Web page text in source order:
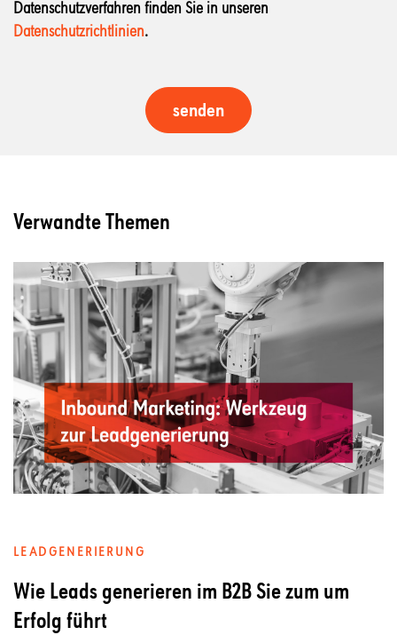
Datenschutzverfahren finden Sie in unseren
Datenschutzrichtlinien.
Verwandte Themen
LEADGENERIERUNG
Wie Leads generieren im B2B Sie zum um
Erfolg führt